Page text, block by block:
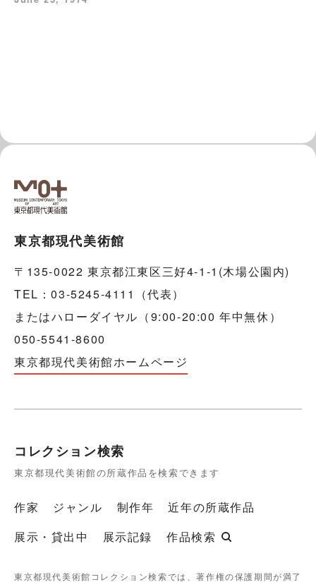
東京都現代美術館
〒135-0022 東京都江東区三好4-1-1(木場公園内)
TEL：03-5245-4111（代表）
またはハローダイヤル（9:00-20:00 年中無休）
050-5541-8600
東京都現代美術館ホームページ
コレクション検索
東京都現代美術館の所蔵作品を検索できます
作家 ジャンル 制作年
近年の所蔵作品
展示・貸出中
展示記録 作品検索
東京都現代美術館コレクション検索では、著作権の保護期間が満了